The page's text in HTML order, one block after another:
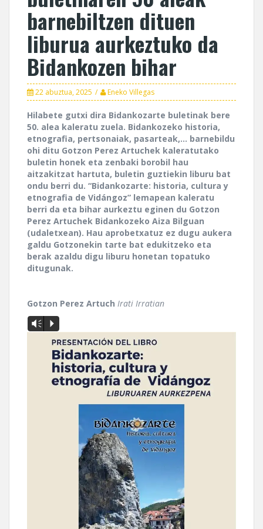
barnebiltzen dituen
liburua aurkeztuko da
Bidankozen bihar
22 abuztua, 2025 Eneko Villegas
Hilabete gutxi dira Bidankozarte buletinak bere
50. alea kaleratu zuela. Bidankozeko historia,
etnografia, pertsonaiak, pasarteak,… barnebildu
ohi ditu Gotzon Perez Artuchek kaleratutako
buletin honek eta zenbaki borobil hau
aitzakitzat hartuta, buletin guztiekin liburu bat
ondu berri du. “Bidankozarte: historia, cultura y
etnografia de Vidángoz” lemapean kaleratu
berri da eta bihar aurkeztu eginen du Gotzon
Perez Artuchek Bidankozeko Aiza Bilguan
(udaletxean). Hau aprobetxatuz ez dugu aukera
galdu Gotzonekin tarte bat edukitzeko eta
berak azaldu digu liburu honetan topatuko
ditugunak.
Gotzon Perez Artuch Irati Irratian
Vm P